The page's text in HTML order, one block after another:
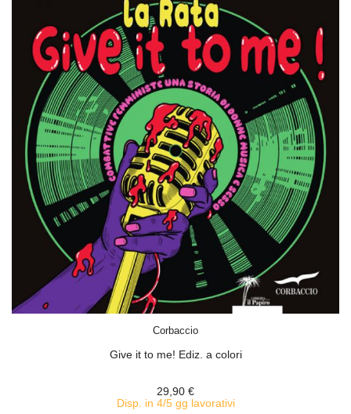
Corbaccio
Give it to me! Ediz. a colori
29,90 €
Disp. in 4/5 gg lavorativi